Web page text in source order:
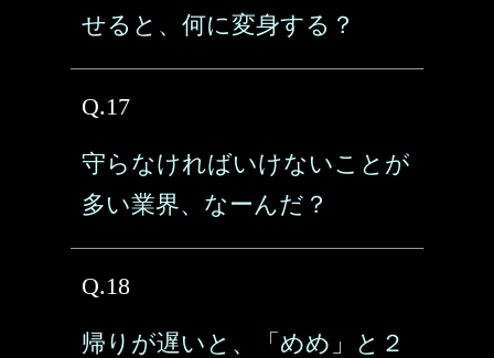
せると、何に変身する？
Q.17
守らなければいけないことが
多い業界、なーんだ？
Q.18
帰りが遅いと、「めめ」と２